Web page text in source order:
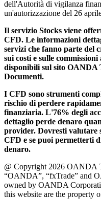
dell'Autorità di vigilanza
un'autorizzazione del 26
Il servizio Stocks viene
CFD. Le informazioni
servizi che fanno parte del
sui costi e sulle
disponibili sul sito OANDA
Documenti.
I CFD sono strumenti
rischio di perdere
finanziaria. L'76% degli
dettaglio perde denaro
provider. Dovresti valutare
CFD e se puoi permetterti
denaro.
@ Copyright 2026 OANDA
“OANDA”, “fxTrade” and
owned by OANDA
this website are the property